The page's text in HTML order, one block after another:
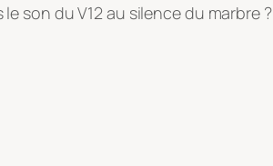
son du V12 au silence du marbre ?